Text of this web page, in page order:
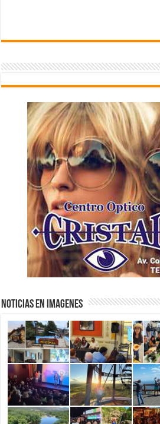
NOTICIAS EN IMAGENES